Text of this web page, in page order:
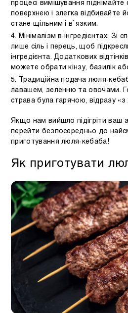
процесі вимішування
поверхнею і злегка відбивайте
стане щільним і в`язким.
Мінімалізм в інгредієнтах. Зі
лише сіль і перець, щоб
інгредієнта. Додаткових
можете обрати кінзу, базилік
Традиційна подача люля-
лавашем, зеленню та овочами.
страва була гарячою, відразу «з
Якщо нам вийшло підігріти ваш
перейти безпосередньо до
приготування люля-кебаба!
Як приготувати